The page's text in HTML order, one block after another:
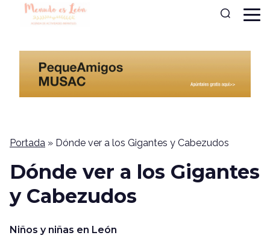
Portada » Dónde ver a los Gigantes y Cabezudos
Dónde ver a los Gigantes
y Cabezudos
Niños y niñas en León